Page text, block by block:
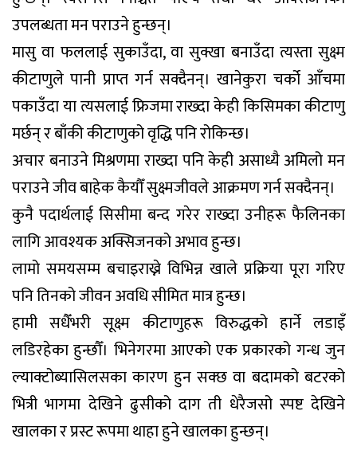
उपलब्धता मन पराउने हुन्छन्।
मासु वा फललाई सुकाउँदा, वा सुक्खा बनाउँदा त्यस्ता सुक्ष्म
कीटाणुले पानी प्राप्त गर्न सक्दैनन्। खानेकुरा चर्को आँचमा
पकाउँदा या त्यसलाई फ्रिजमा राख्दा केही किसिमका कीटाणु
मर्छन् र बाँकी कीटाणुको वृद्धि पनि रोकिन्छ।
अचार बनाउने मिश्रणमा राख्दा पनि केही असाध्यै अमिलो मन
पराउने जीव बाहेक कैयौँ सुक्ष्मजीवले आक्रमण गर्न सक्दैनन्।
कुनै पदार्थलाई सिसीमा बन्द गरेर राख्दा उनीहरू फैलिनका
लागि आवश्यक अक्सिजनको अभाव हुन्छ।
लामो समयसम्म बचाइराख्ने विभिन्न खाले प्रक्रिया पूरा गरिए
पनि तिनको जीवन अवधि सीमित मात्र हुन्छ।
हामी सधैँभरी सूक्ष्म कीटाणुहरू विरुद्धको हार्ने लडाइँ
लडिरहेका हुन्छौँ। भिनेगरमा आएको एक प्रकारको गन्ध जुन
ल्याक्टोब्यासिलसका कारण हुन सक्छ वा बदामको बटरको
भित्री भागमा देखिने ढुसीको दाग ती धेरैजसो स्पष्ट देखिने
खालका र प्रस्ट रूपमा थाहा हुने खालका हुन्छन्।